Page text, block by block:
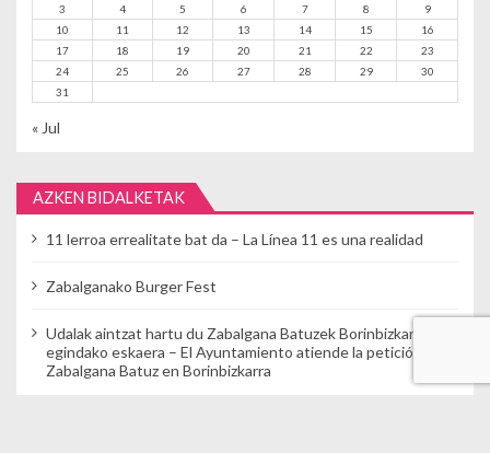
3
4 5 6 7 8
9
10
11 12 13 14 15
16
17
18 19 20 21 22
23
24
25 26 27 28 29
30
31
« Jul
AZKEN BIDALKETAK
11 lerroa errealitate bat da – La Línea 11 es una realidad
Zabalganako Burger Fest
Udalak aintzat hartu du Zabalgana Batuzek Borinbizkarran
egindako eskaera – El Ayuntamiento atiende la petición de
Zabalgana Batuz en Borinbizkarra